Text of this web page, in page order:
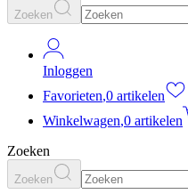
Zoeken
Inloggen
Favorieten,0 artikelen
Winkelwagen,0 artikelen
Zoeken
Zoeken